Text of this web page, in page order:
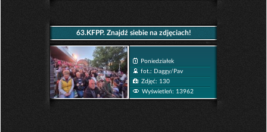
63.KFPP. Znajdź siebie na zdjęciach!
Poniedziałek
fot.: Daggy/Pav
Zdjęć: 130
Wyświetleń: 13962